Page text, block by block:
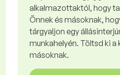
alkalmazottaktól, hogy
Önnek és másoknak,
tárgyaljon egy
munkahelyén. Töltsd ki a
másoknak.